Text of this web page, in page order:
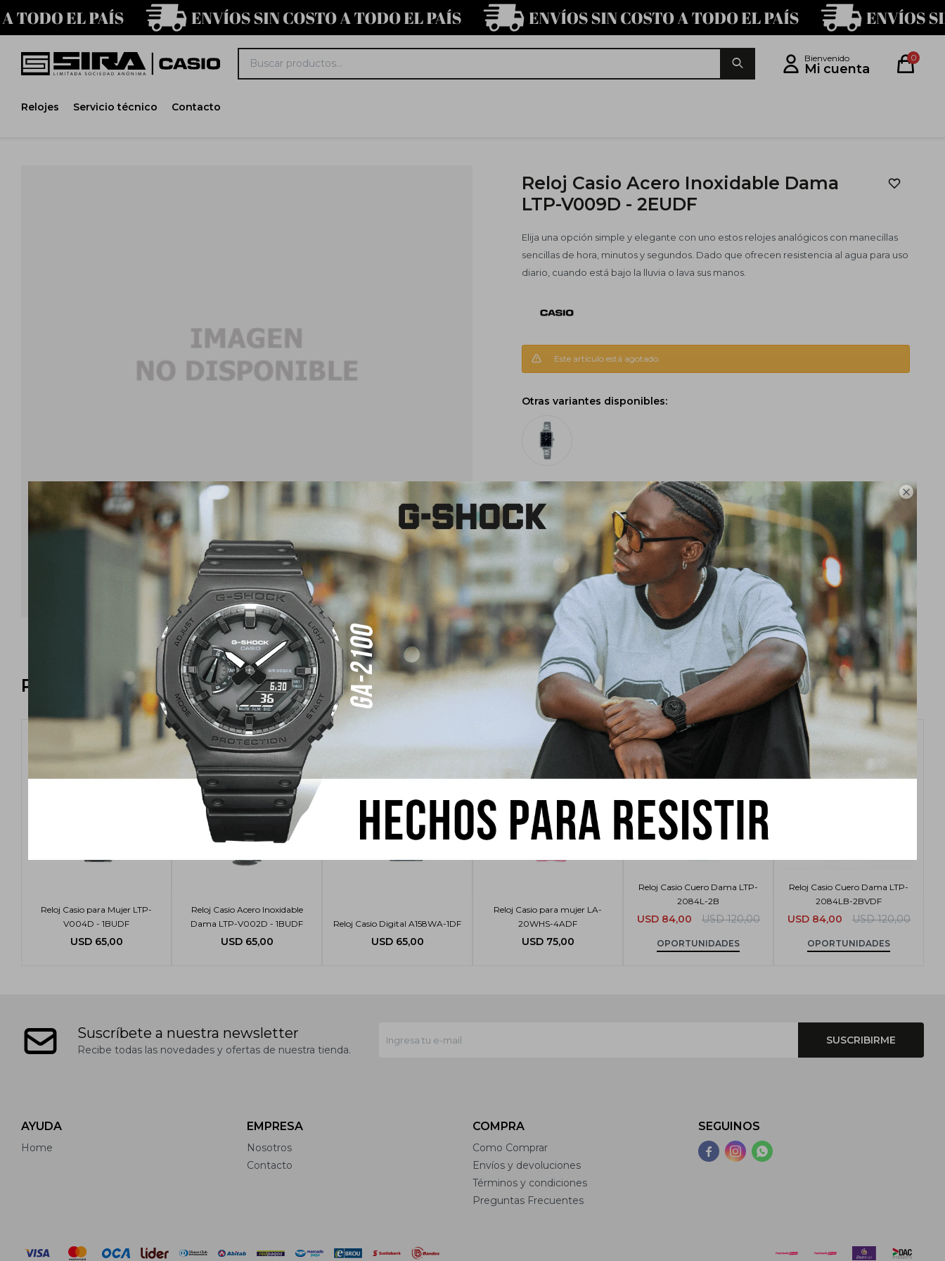

Relojes Servicio técnico Contacto
0
Reloj Casio Acero Inoxidable Dama
LTP-V009D - 2EUDF
Elija una opción simple y elegante con uno estos relojes analógicos con manecillas
sencillas de hora, minutos y segundos. Dado que ofrecen resistencia al agua para uso
diario, cuando está bajo la lluvia o lava sus manos.
Este artículo está agotado.
Otras variantes disponibles:
Productos que te pueden interesar
Reloj Casio para Mujer LTP-
V004D - 1BUDF
USD 65,00
Reloj Casio Acero Inoxidable
Dama LTP-V002D - 1BUDF
USD 65,00
Reloj Casio Digital A158WA-1DF
USD 65,00
Reloj Casio para mujer LA-
20WHS-4ADF
USD 75,00
Reloj Casio Cuero Dama LTP-
2084L-2B
USD 84,00 USD 120,00
OPORTUNIDADES
Reloj Casio Cuero Dama LTP-
2084LB-2BVDF
USD 84,00 USD 120,00
OPORTUNIDADES
Suscríbete a nuestra newsletter
Recibe todas las novedades y ofertas de nuestra tienda.
SUSCRIBIRME
AYUDA
Home
EMPRESA
Nosotros
Contacto
COMPRA
Como Comprar
Envíos y devoluciones
Términos y condiciones
Preguntas Frecuentes
SEGUINOS
  